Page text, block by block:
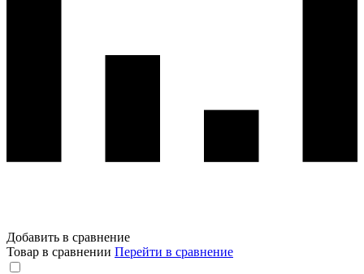
Добавить в сравнение
Товар в сравнении Перейти в сравнение